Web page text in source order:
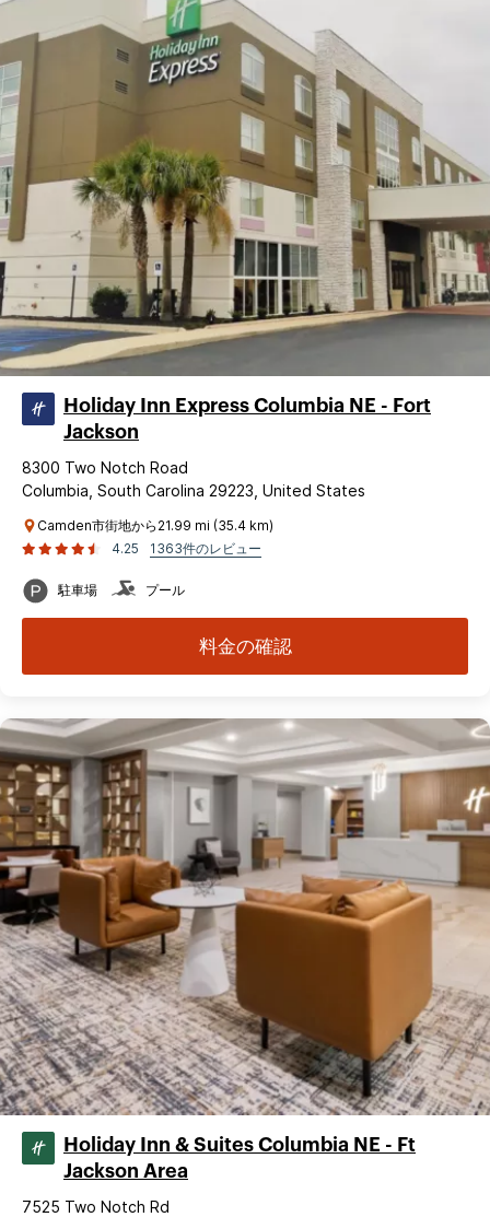
Holiday Inn Express Columbia NE - Fort
Jackson
8300 Two Notch Road
Columbia, South Carolina 29223, United States
Camden市街地から21.99 mi (35.4 km)
4.25
1363件のレビュー
駐車場 プール
料金の確認
Holiday Inn & Suites Columbia NE - Ft
Jackson Area
7525 Two Notch Rd